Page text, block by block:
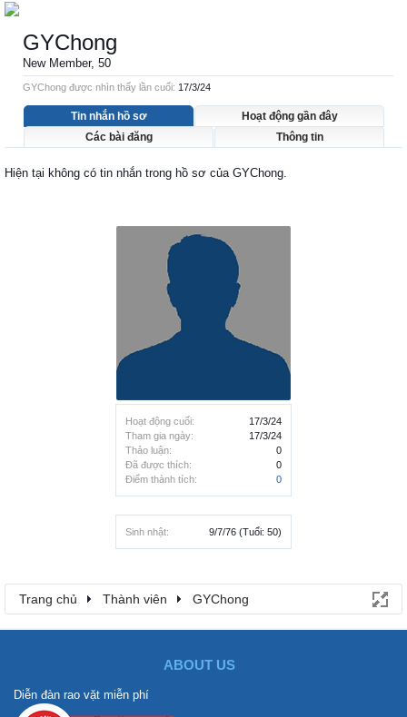
Hoạt động cuối:
17/3/24
Tham gia ngày:
17/3/24
Thảo luận:
0
Đã được thích:
0
Điểm thành tích:
0
Sinh nhật: 9/7/76 (Tuổi: 50)
GYChong
New Member, 50
GYChong được nhìn thấy lần cuối: 17/3/24
Tin nhắn hồ sơ
Hoạt động gần đây
Các bài đăng
Thông tin
Hiện tại không có tin nhắn trong hồ sơ của GYChong.
Trang chủ Thành viên GYChong
ABOUT US
Diễn đàn rao vặt miễn phí